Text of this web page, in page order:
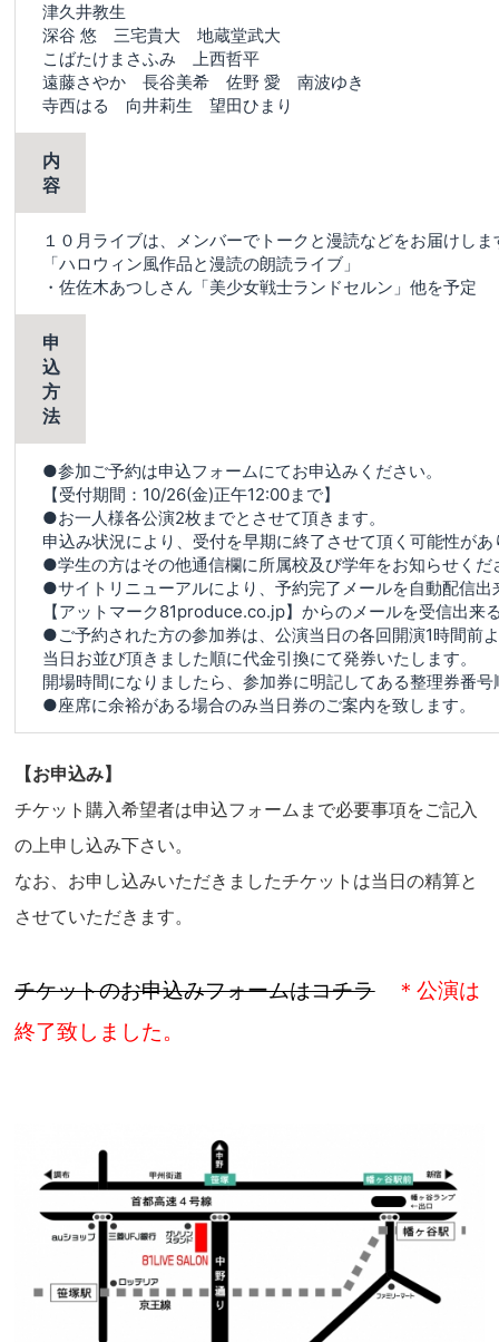
津久井教生
深谷 悠 三宅貴大 地蔵堂武大
こばたけまさふみ 上西哲平
遠藤さやか 長谷美希 佐野 愛 南波ゆき
寺西はる 向井莉生 望田ひまり
内
容
１０月ライブは、メンバーでトークと漫読などをお届けし
「ハロウィン風作品と漫読の朗読ライブ」
・佐佐木あつしさん「美少女戦士ランドセルン」他を予定
申
込
方
法
●参加ご予約は申込フォームにてお申込みください。
【受付期間：10/26(金)正午12:00まで】
●お一人様各公演2枚までとさせて頂きます。
申込み状況により、受付を早期に終了させて頂く可能性があ
●学生の方はその他通信欄に所属校及び学年をお知らせくだ
●サイトリニューアルにより、予約完了メールを自動配信出
【アットマーク81produce.co.jp】からのメールを受信出来
●ご予約された方の参加券は、公演当日の各回開演1時間前
当日お並び頂きました順に代金引換にて発券いたします。
開場時間になりましたら、参加券に明記してある整理券番
●座席に余裕がある場合のみ当日券のご案内を致します。
【お申込み】
チケット購入希望者は申込フォームまで必要事項をご記入
の上申し込み下さい。
なお、お申し込みいただきましたチケットは当日の精算と
させていただきます。
チケットのお申込みフォームはコチラ
＊公演は
終了致しました。